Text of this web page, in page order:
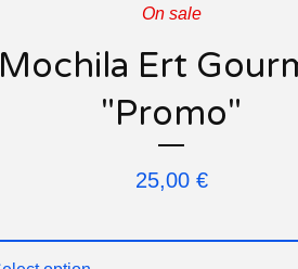
On sale
Mochila Ert
"Promo"
25,00 €